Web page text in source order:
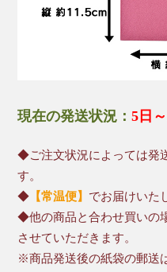
現在の発送状況： 5日
◆ご注文状況によっては発
す。
◆【常温便】 でお届けいた
◆他の商品と合わせ買いの
させていただきます。
※商品発送後の紙袋の郵送